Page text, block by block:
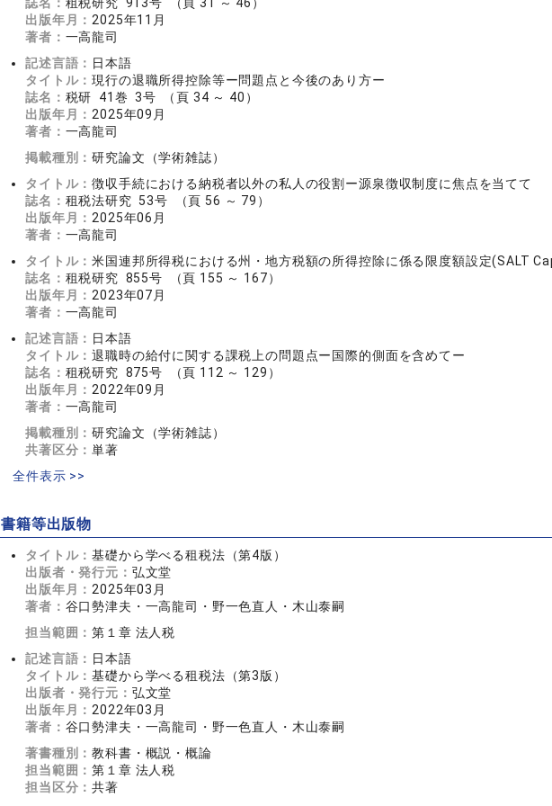
出版年月： 2025年11月
著者： 一高龍司
記述言語： 日本語
タイトル：現行の退職所得控除等ー問題点と今後のあり方ー
誌名： 税研 41巻 3号 （頁 34 ～ 40）
出版年月： 2025年09月
著者： 一高龍司
掲載種別：研究論文（学術雑誌）
タイトル：徴収手続における納税者以外の私人の役割ー源泉徴収制度に焦点を当てて
誌名： 租税法研究 53号 （頁 56 ～ 79）
出版年月： 2025年06月
著者： 一高龍司
タイトル：米国連邦所得税における州・地方税額の所得控除に係る限度額設定(SALT
誌名： 租税研究 855号 （頁 155 ～ 167）
出版年月： 2023年07月
著者： 一高龍司
記述言語： 日本語
タイトル：退職時の給付に関する課税上の問題点ー国際的側面を含めてー
誌名： 租税研究 875号 （頁 112 ～ 129）
出版年月： 2022年09月
著者： 一高龍司
掲載種別：研究論文（学術雑誌）
共著区分：単著
全件表示 >>
書籍等出版物
タイトル：基礎から学べる租税法（第4版）
出版者・発行元： 弘文堂
出版年月： 2025年03月
著者： 谷口勢津夫・一高龍司・野一色直人・木山泰嗣
担当範囲：第１章 法人税
記述言語： 日本語
タイトル：基礎から学べる租税法（第3版）
出版者・発行元： 弘文堂
出版年月： 2022年03月
著者： 谷口勢津夫・一高龍司・野一色直人・木山泰嗣
著書種別：教科書・概説・概論
担当範囲：第１章 法人税
担当区分：共著